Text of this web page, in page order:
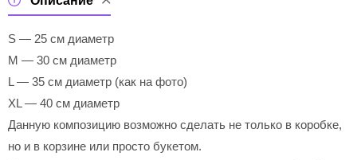
S — 25 см диаметр
M — 30 см диаметр
L — 35 см диаметр (как на фото)
XL — 40 см диаметр
Данную композицию возможно сделать не только в коробке,
но и в корзине или просто букетом.